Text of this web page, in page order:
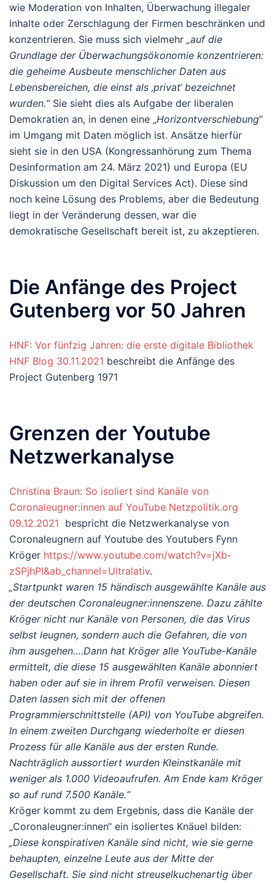
wie Moderation von Inhalten, Überwachung illegaler
Inhalte oder Zerschlagung der Firmen beschränken und
konzentrieren. Sie muss sich vielmehr „auf die
Grundlage der Überwachungsökonomie konzentrieren:
die geheime Ausbeute menschlicher Daten aus
Lebensbereichen, die einst als ‚privat‘ bezeichnet
wurden.“Sie sieht dies als Aufgabe der liberalen
Demokratien an, in denen eine „Horizontverschiebung“
im Umgang mit Daten möglich ist. Ansätze hierfür
sieht sie in den USA (Kongressanhörung zum Thema
Desinformation am 24. März 2021) und Europa (EU
Diskussion um den Digital Services Act). Diese sind
noch keine Lösung des Problems, aber die Bedeutung
liegt in der Veränderung dessen, war die
demokratische Gesellschaft bereit ist, zu akzeptieren.
Die Anfänge des Project
Gutenberg vor 50 Jahren
HNF: Vor fünfzig Jahren: die erste digitale Bibliothek
HNF Blog 30.11.2021 beschreibt die Anfänge des
Project Gutenberg 1971
Grenzen der Youtube
Netzwerkanalyse
Christina Braun: So isoliert sind Kanäle von
Coronaleugner:innen auf YouTube Netzpolitik.org
09.12.2021 bespricht die Netzwerkanalyse von
Coronaleugnern auf Youtube des Youtubers Fynn
Kröger https://www.youtube.com/watch?v=jXb-
zSPjhPI&ab_channel=Ultralativ.
„Startpunkt waren 15 händisch ausgewählte Kanäle aus
der deutschen Coronaleugner:innenszene. Dazu zählte
Kröger nicht nur Kanäle von Personen, die das Virus
selbst leugnen, sondern auch die Gefahren, die von
ihm ausgehen….Dann hat Kröger alle YouTube-Kanäle
ermittelt, die diese 15 ausgewählten Kanäle abonniert
haben oder auf sie in ihrem Profil verweisen. Diesen
Daten lassen sich mit der offenen
Programmierschnittstelle (API) von YouTube abgreifen.
In einem zweiten Durchgang wiederholte er diesen
Prozess für alle Kanäle aus der ersten Runde.
Nachträglich aussortiert wurden Kleinstkanäle mit
weniger als 1.000 Videoaufrufen. Am Ende kam Kröger
so auf rund 7.500 Kanäle.“
Kröger kommt zu dem Ergebnis, dass die Kanäle der
„Coronaleugner:innen“ ein isoliertes Knäuel bilden:
„Diese konspirativen Kanäle sind nicht, wie sie gerne
behaupten, einzelne Leute aus der Mitte der
Gesellschaft. Sie sind nicht streuselkuchenartig über